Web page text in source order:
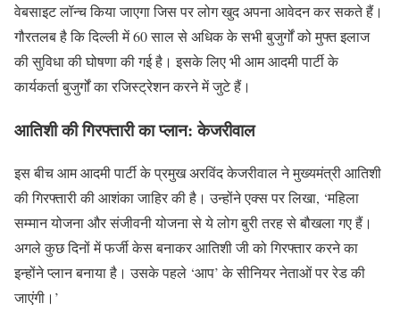
वेबसाइट लॉन्च किया जाएगा जिस पर लोग खुद अपना आवेदन कर सकते हैं।
गौरतलब है कि दिल्ली में 60 साल से अधिक के सभी बुजुर्गों को मुफ्त इलाज
की सुविधा की घोषणा की गई है। इसके लिए भी आम आदमी पार्टी के
कार्यकर्ता बुजुर्गों का रजिस्ट्रेशन करने में जुटे हैं।
आतिशी की गिरफ्तारी का प्लान: केजरीवाल
इस बीच आम आदमी पार्टी के प्रमुख अरविंद केजरीवाल ने मुख्यमंत्री आतिशी
की गिरफ्तारी की आशंका जाहिर की है। उन्होंने एक्स पर लिखा, ‘महिला
सम्मान योजना और संजीवनी योजना से ये लोग बुरी तरह से बौखला गए हैं।
अगले कुछ दिनों में फर्जी केस बनाकर आतिशी जी को गिरफ्तार करने का
इन्होंने प्लान बनाया है। उसके पहले ‘आप’ के सीनियर नेताओं पर रेड की
जाएंगी।’